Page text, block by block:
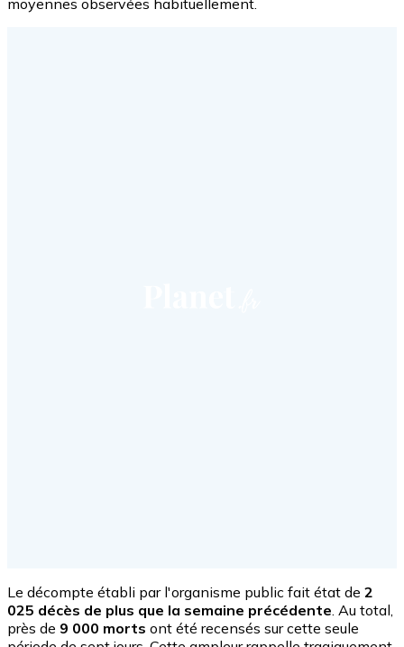
Le décompte établi par l'organisme public fait état de 2
025 décès de plus que la semaine précédente . Au total,
près de 9 000 morts ont été recensés sur cette seule